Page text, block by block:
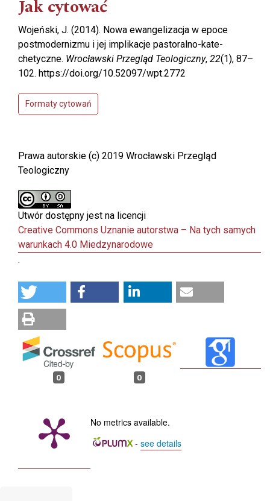
Jak cytować
Wojeński, J. (2014). Nowa ewangelizacja w epoce
postmodernizmu i jej implikacje pastoralno-kate-
chetyczne. Wrocławski Przegląd Teologiczny, 22(1), 87–
102. https://doi.org/10.52097/wpt.2772
Formaty cytowań
Prawa autorskie (c) 2019 Wrocławski Przegląd
Teologiczny
Utwór dostępny jest na licencji
Creative Commons Uznanie autorstwa – Na tych samych
warunkach 4.0 Miedzynarodowe
.
0 0
No metrics available.
- see details